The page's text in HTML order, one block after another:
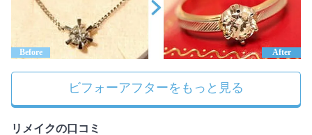
Before After
ビフォーアフターをもっと見る
リメイクの口コミ